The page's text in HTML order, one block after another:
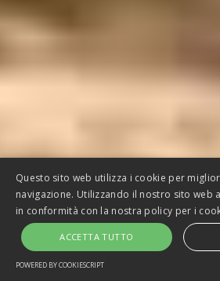
Questo sito web utilizza i cookie per
navigazione. Utilizzando il nostro sito web
in conformità con la nostra policy per i
ACCETTA TUTTO
POWERED BY COOKIESCRIPT